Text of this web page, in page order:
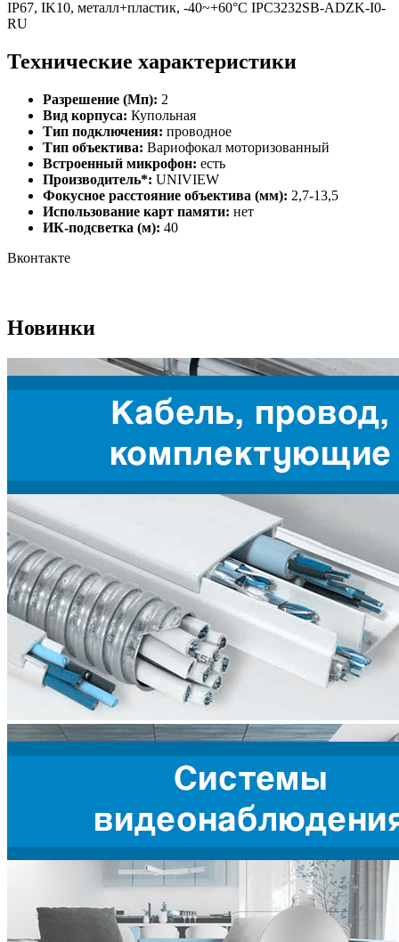
IP67, IK10, металл+пластик, -40~+60°C IPC3232SB-ADZK-I0-
RU
Технические характеристики
Разрешение (Мп): 2
Вид корпуса: Купольная
Тип подключения: проводное
Тип объектива: Вариофокал моторизованный
Встроенный микрофон: есть
Производитель*: UNIVIEW
Фокусное расстояние объектива (мм): 2,7-13,5
Использование карт памяти: нет
ИК-подсветка (м): 40
Вконтакте
Новинки